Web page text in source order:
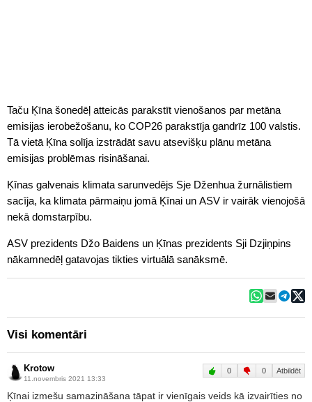
Taču Ķīna šonedēļ atteicās parakstīt vienošanos par metāna
emisijas ierobežošanu, ko COP26 parakstīja gandrīz 100 valstis.
Tā vietā Ķīna solīja izstrādāt savu atsevišķu plānu metāna
emisijas problēmas risināšanai.
Ķīnas galvenais klimata sarunvedējs Sje Dženhua žurnālistiem
sacīja, ka klimata pārmaiņu jomā Ķīnai un ASV ir vairāk vienojošā
nekā domstarpību.
ASV prezidents Džo Baidens un Ķīnas prezidents Sji Dzjiņpins
nākamnedēļ gatavojas tikties virtuālā sanāksmē.
Visi komentāri
Krotow
11.novembris 2021 13:33
0 0 Atbildēt
Ķīnai izmešu samazināšana tāpat ir vienīgais veids kā izvairīties no